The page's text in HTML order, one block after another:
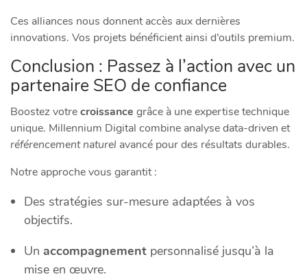
Ces alliances nous donnent accès aux dernières
innovations. Vos projets bénéficient ainsi d’outils premium.
Conclusion : Passez à l’action avec un
partenaire SEO de confiance
Boostez votrecroissance grâce à une expertise technique
unique. Millennium Digital combine analyse data-driven et
référencement naturel avancé pour des résultats durables.
Notre approche vous garantit :
Des stratégies sur-mesure adaptées à vos
objectifs.
Un accompagnement personnalisé jusqu’à la
mise en œuvre.